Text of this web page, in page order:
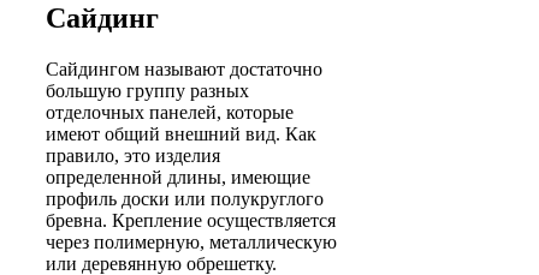
Сайдинг
Сайдингом называют достаточно
большую группу разных
отделочных панелей, которые
имеют общий внешний вид. Как
правило, это изделия
определенной длины, имеющие
профиль доски или полукруглого
бревна. Крепление осуществляется
через полимерную, металлическую
или деревянную обрешетку.